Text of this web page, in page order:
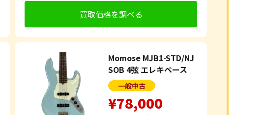
買取価格を調べる
Momose MJB1-STD/NJ
SOB 4弦 エレキベース
一般中古
¥78,000